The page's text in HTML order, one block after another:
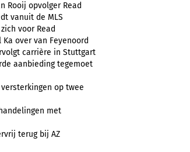
Rooij opvolger Read
vanuit de MLS
voor Read
over van Feyenoord
carrière in Stuttgart
aanbieding tegemoet
op twee
met
terug bij AZ